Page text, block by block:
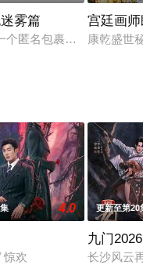
号的共产党员方嘉树面
雾篇
个匿名包裹，暗示他十五
宫廷画
康乾盛世
4.0
惊欢
更新至第20
九门2026
长沙风云